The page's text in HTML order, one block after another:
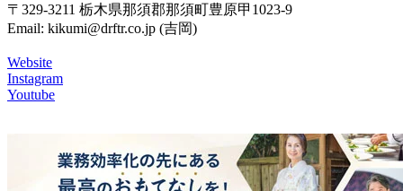
〒329-3211 栃木県那須郡那須町豊原甲1023-9
Email: kikumi@drftr.co.jp (吉岡)
Website
Instagram
Youtube